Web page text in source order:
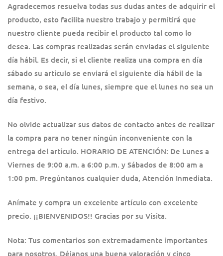
Agradecemos resuelva todas sus dudas antes de adquirir el
producto, esto facilita nuestro trabajo y permitirá que
nuestro cliente pueda recibir el producto tal como lo
desea. Las compras realizadas serán enviadas el siguiente
día hábil. Es decir, si el cliente realiza una compra en día
sábado su artículo se enviará el siguiente día hábil de la
semana, o sea, el día lunes, siempre que el lunes no sea un
día festivo.
No olvide actualizar sus datos de contacto antes de realizar
la compra para no tener ningún inconveniente con la
entrega del artículo. HORARIO DE ATENCIÓN: De Lunes a
Viernes de 9:00 a.m. a 6:00 p.m. y Sábados de 8:00 am a
1:00 pm. Pregúntanos cualquier duda, Atención Inmediata.
Anímate y compra un excelente artículo con excelente
precio. ¡¡BIENVENIDOS!! Gracias por su Visita.
Nota: Tus comentarios son extremadamente importantes
para nosotros. Déjanos una buena valoración y cinco